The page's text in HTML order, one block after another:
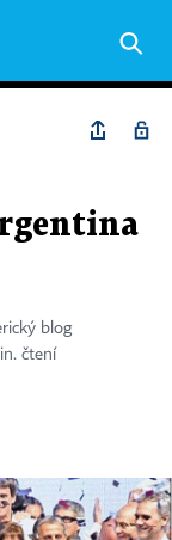
blog
čtení